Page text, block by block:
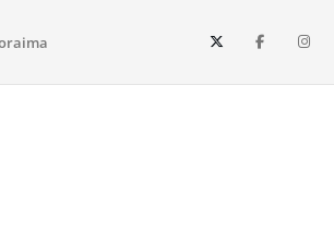
e todo o estado de Roraima. Fique sempre